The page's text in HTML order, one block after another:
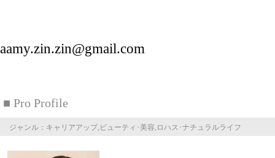
aamy.zin.zin@gmail.com
■ Pro Profile
ジャンル：キャリアアップ,ビューティ･美容,ロハス･ナチュラルライフ